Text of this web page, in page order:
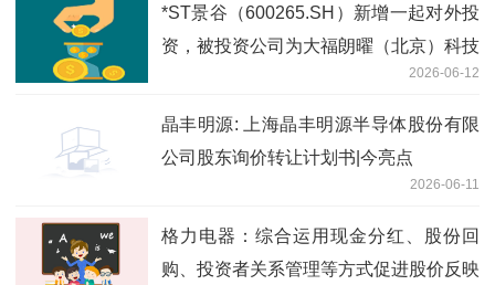
*ST景谷（600265.SH）新增一起对外投
资，被投资公司为大福朗曜（北京）科技
2026-06-12
晶丰明源: 上海晶丰明源半导体股份有限
公司股东询价转让计划书|今亮点
2026-06-11
格力电器：综合运用现金分红、股份回
购、投资者关系管理等方式促进股价反映